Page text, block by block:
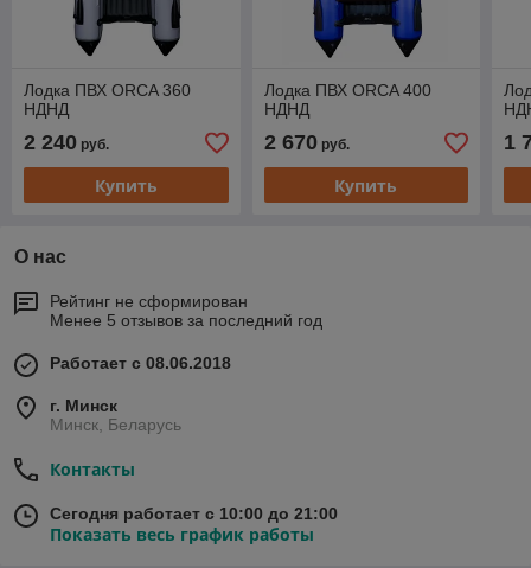
Лодка ПВХ ORCA 360
НДНД
2 240 руб.
Купить
Лодка ПВХ ORCA 400
НДНД
2 670руб.
Купить
1
О нас
Рейтинг не сформирован
Менее 5 отзывов за последний год
Работает с 08.06.2018
г. Минск
Минск, Беларусь
Контакты
Сегодня работает с 10:00 до 21:00
Показать весь график работы